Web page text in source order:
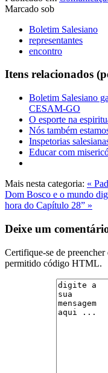
Marcado sob
Boletim Salesiano
representantes
encontro
Itens relacionados
Boletim Salesiano
CESAM-GO
O esporte na
Nós também
Inspetorias
Educar com
Mais nesta categoria: «
Dom Bosco e o mundo
hora do Capítulo 28” »
Deixe um
Certifique-se de
permitido código HTML.